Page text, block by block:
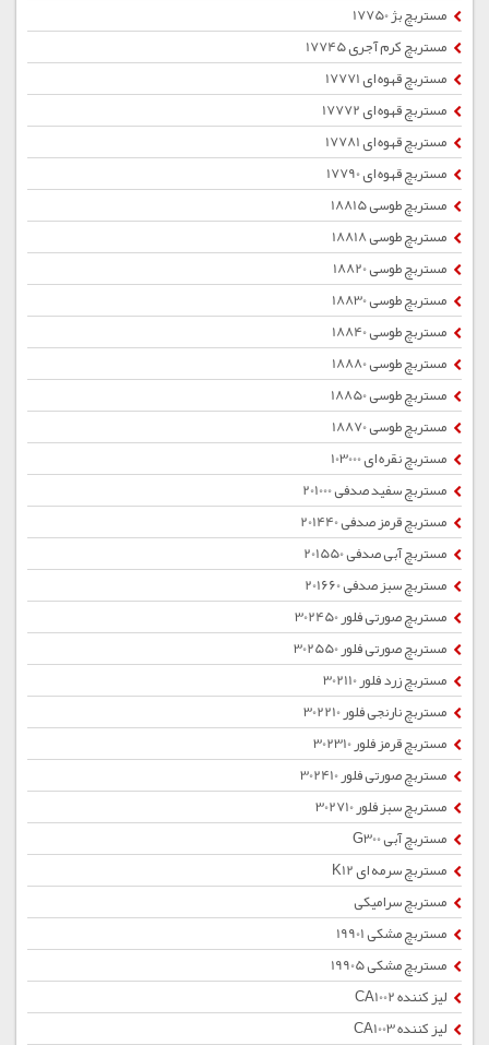
مستربچ بژ 17750
مستربچ کرم آجری 17745
مستربچ قهوه ای 17771
مستربچ قهوه ای 17772
مستربچ قهوه ای 17781
مستربچ قهوه ای 17790
مستربچ طوسی 18815
مستربچ طوسی 18818
مستربچ طوسی 18820
مستربچ طوسی 18830
مستربچ طوسی 18840
مستربچ طوسی 18880
مستربچ طوسی 18850
مستربچ طوسی 18870
مستربچ نقره ای 103000
مستربچ سفید صدفی 201000
مستربچ قرمز صدفی 201440
مستربچ آبی صدفی 201550
مستربچ سبز صدفی 201660
مستربچ صورتی فلور 302450
مستربچ صورتی فلور 302550
مستربچ زرد فلور 302110
مستربچ نارنجی فلور 302210
مستربچ قرمز فلور 302310
مستربچ صورتی فلور 302410
مستربچ سبز فلور 302710
مستربچ آبی G300
مستربچ سرمه ای K12
مستربچ سرامیکی
مستربچ مشکی 19901
مستربچ مشکی 19905
لیز کننده CA1002
لیز کننده CA1003